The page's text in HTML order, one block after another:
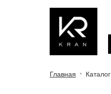
Главная Каталог